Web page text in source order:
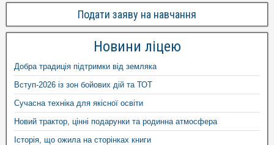
Подати заяву на навчання
Новини ліцею
Добра традиція підтримки від земляка
Вступ-2026 із зон бойових дій та ТОТ
Сучасна техніка для якісної освіти
Новий трактор, цінні подарунки та родинна атмосфера
Історія, що ожила на сторінках книги